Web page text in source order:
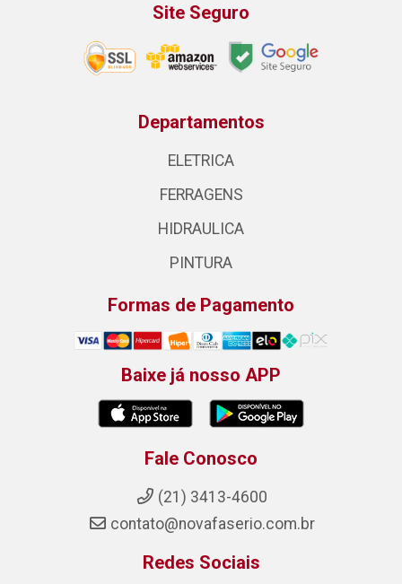
Site Seguro
Departamentos
ELETRICA
FERRAGENS
HIDRAULICA
PINTURA
Formas de Pagamento
Baixe já nosso APP
Fale Conosco
(21) 3413-4600
contato@novafaserio.com.br
Redes Sociais